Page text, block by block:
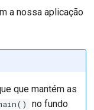
a nossa aplicação
que mantém as
no fundo